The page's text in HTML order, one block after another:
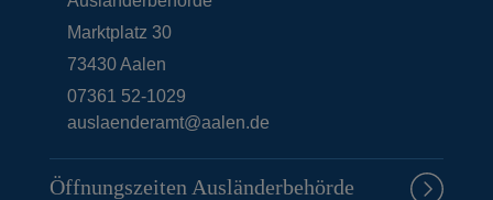
Marktplatz 30
73430Aalen
07361 52-1029
auslaenderamt@aalen.de
Öffnungszeiten Ausländerbehörde